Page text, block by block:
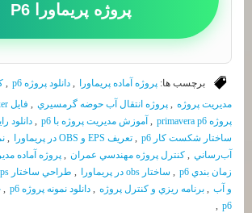
پروژه پریماورا P6
برچسب ها: پروژه آماده پريماورا , دانلود پروژه p6 ,
مديريت پروژه , پروژه انتقال آب حوضه گرمسيري , فايل xer پريماورا
پروژه primavera p6
, آموزش مديريت پروژه با p6 , دانلود
ساختار شكست كار p6
, تعريف EPS و OBS در پريماورا ,
آب‌رساني , كنترل پروژه مهندسي عمران , پروژه آماده
زمان بندي p6
, ساختار obs در پريماورا , طراحي ساختار eps
و آب , برنامه ريزي و كنترل پروژه , دانلود نمونه پروژه p6 ,
p6
,